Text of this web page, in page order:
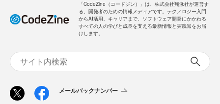
「CodeZine（コードジン）」は、株式会社翔泳社が運営す
る、開発者のための情報メディアです。テクノロジー入門
からAI活用、キャリアまで、ソフトウェア開発にかかわる
すべての人の学びと成長を支える最新情報と実践知をお届
けします。
メールバックナンバー